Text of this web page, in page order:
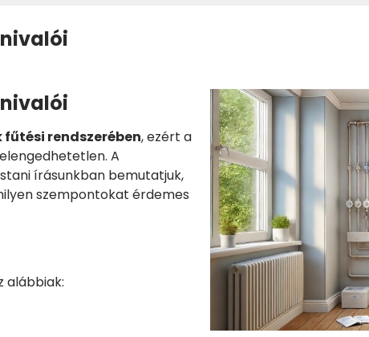
rendszerében, ezért a
A
írásunkban bemutatjuk,
szempontokat érdemes
alábbiak: